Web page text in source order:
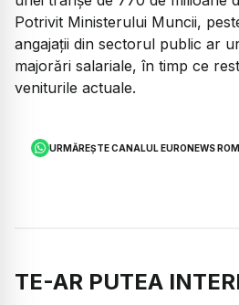
Potrivit Ministerului Muncii,
angajații din sectorul public ar
majorări salariale, în timp ce
veniturile actuale.
URMĂREȘTE CANALUL EURONEWS
TE-AR PUTEA